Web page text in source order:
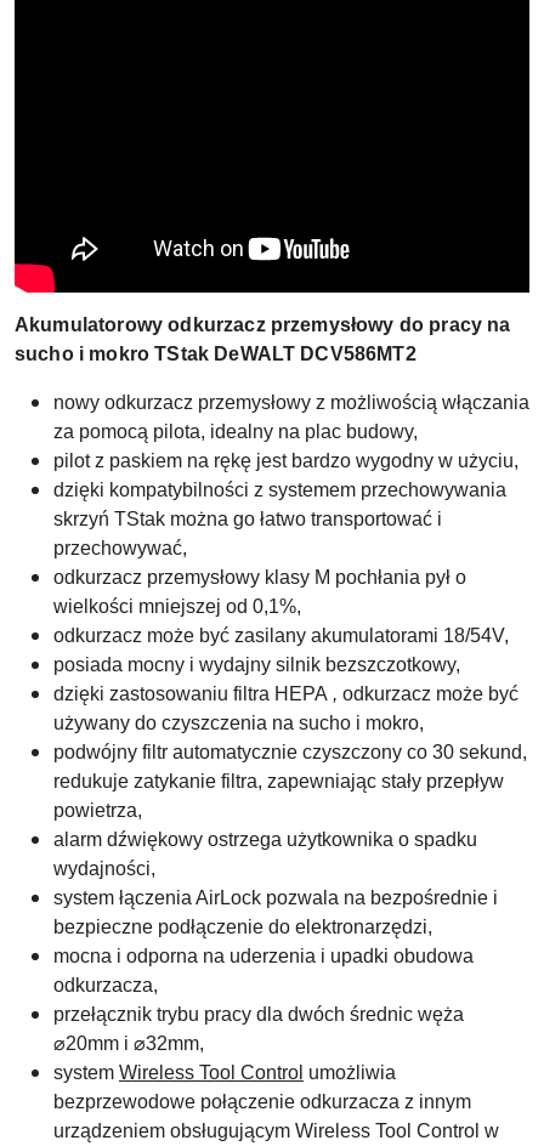
Akumulatorowy odkurzacz przemysłowy do pracy na
sucho i mokro TStak DeWALT DCV586MT2
nowy odkurzacz przemysłowy z możliwością włączania
za pomocą pilota, idealny na plac budowy,
pilot z paskiem na rękę jest bardzo wygodny w użyciu,
dzięki kompatybilności z systemem przechowywania
skrzyń TStak można go łatwo transportować i
przechowywać,
odkurzacz przemysłowy klasy M pochłania pył o
wielkości mniejszej od 0,1%,
odkurzacz może być zasilany akumulatorami 18/54V,
posiada mocny i wydajny silnik bezszczotkowy,
dzięki zastosowaniu filtra HEPA , odkurzacz może być
używany do czyszczenia na sucho i mokro,
podwójny filtr automatycznie czyszczony co 30 sekund,
redukuje zatykanie filtra, zapewniając stały przepływ
powietrza,
alarm dźwiękowy ostrzega użytkownika o spadku
wydajności,
system łączenia AirLock pozwala na bezpośrednie i
bezpieczne podłączenie do elektronarzędzi,
mocna i odporna na uderzenia i upadki obudowa
odkurzacza,
przełącznik trybu pracy dla dwóch średnic węża
⌀20mm i ⌀32mm,
system Wireless Tool Control umożliwia
bezprzewodowe połączenie odkurzacza z innym
urządzeniem obsługującym Wireless Tool Control w